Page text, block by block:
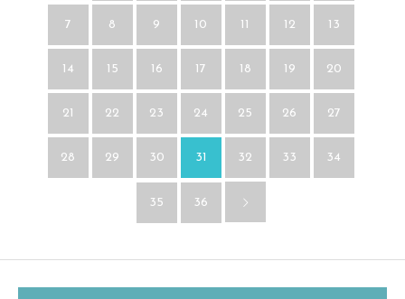
7 8 9 10 11 12 13
14 15 16 17 18 19 20
21 22 23 24 25 26 27
28 29 30 31 32 33 34
35 36